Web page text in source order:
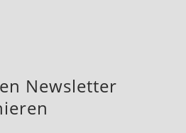
Newsletter